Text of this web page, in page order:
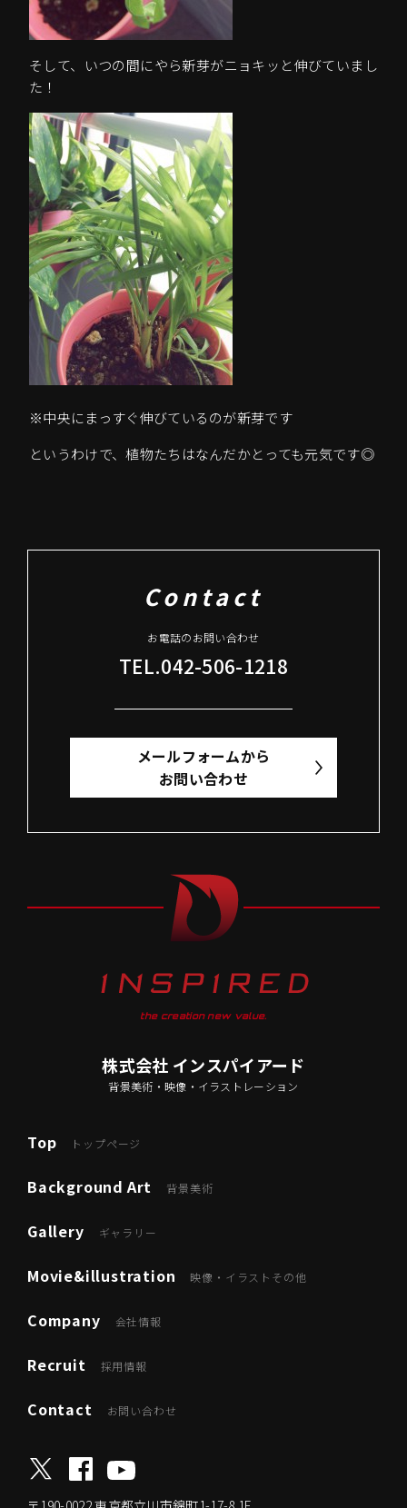
そして、いつの間にやら新芽がニョキッと伸びていまし
た！
※中央にまっすぐ伸びているのが新芽です
というわけで、植物たちはなんだかとっても元気です◎
Contact
お電話のお問い合わせ
TEL.042-506-1218
メールフォームから
お問い合わせ
the creation new value.
株式会社 インスパイアード
背景美術・映像・イラストレーション
Top トップページ
Background Art 背景美術
Gallery ギャラリー
Movie&illustration 映像・イラストその他
Company 会社情報
Recruit 採用情報
Contact お問い合わせ